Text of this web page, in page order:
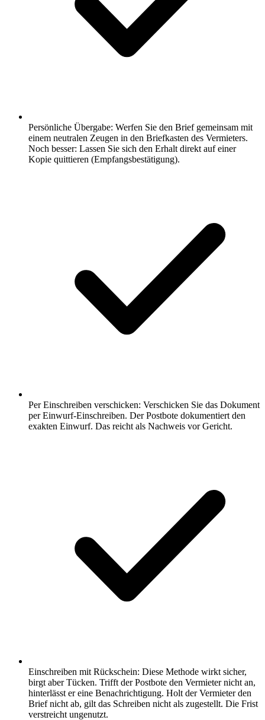
Persönliche Übergabe: Werfen Sie den Brief gemeinsam mit
einem neutralen Zeugen in den Briefkasten des Vermieters.
Noch besser: Lassen Sie sich den Erhalt direkt auf einer
Kopie quittieren (Empfangsbestätigung).
Per Einschreiben verschicken: Verschicken Sie das Dokument
per Einwurf-Einschreiben. Der Postbote dokumentiert den
exakten Einwurf. Das reicht als Nachweis vor Gericht.
Einschreiben mit Rückschein: Diese Methode wirkt sicher,
birgt aber Tücken. Trifft der Postbote den Vermieter nicht an,
hinterlässt er eine Benachrichtigung. Holt der Vermieter den
Brief nicht ab, gilt das Schreiben nicht als zugestellt. Die Frist
verstreicht ungenutzt.